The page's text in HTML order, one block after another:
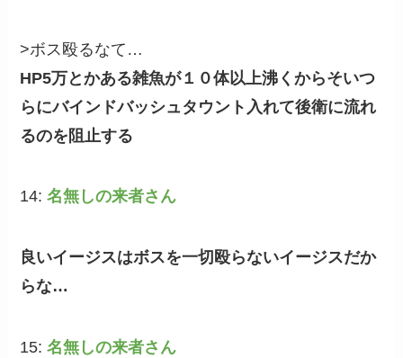
>ボス殴るなて…
HP5万とかある雑魚が１０体以上沸くからそいつ
らにバインドバッシュタウント入れて後衛に流れ
るのを阻止する
14:名無しの来者さん
良いイージスはボスを一切殴らないイージスだか
らな…
15:名無しの来者さん